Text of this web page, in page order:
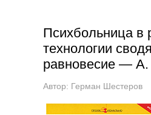
Психбольница в
технологии
равновесие — А.
Автор: Герман Шестеров